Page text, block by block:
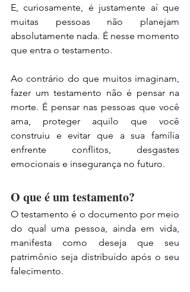
E, curiosamente, é justamente aí que
muitas pessoas não planejam
absolutamente nada. É nesse momento
que entra o testamento.
Ao contrário do que muitos imaginam,
fazer um testamento não é pensar na
morte. É pensar nas pessoas que você
ama, proteger aquilo que você
construiu e evitar que a sua família
enfrente conflitos, desgastes
emocionais e insegurança no futuro.
O que é um testamento?
O testamento é o documento por meio
do qual uma pessoa, ainda em vida,
manifesta como deseja que seu
patrimônio seja distribuído após o seu
falecimento.